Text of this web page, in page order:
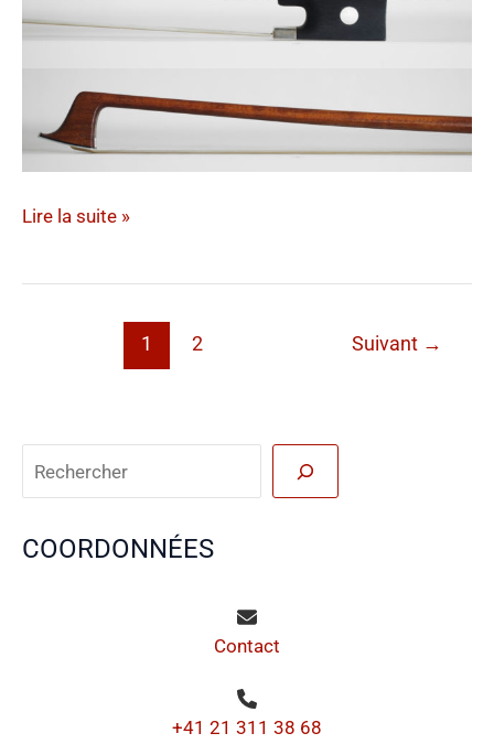
« Hakoune »,
Lire la suite »
1 2 Suivant →
COORDONNÉES
Contact
+41 21 311 38 68